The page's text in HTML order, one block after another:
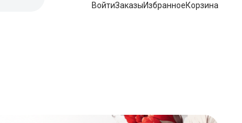
+ 7 920 263 76 54
центр:
ВойтиЗаказыИзбранноеКорзина